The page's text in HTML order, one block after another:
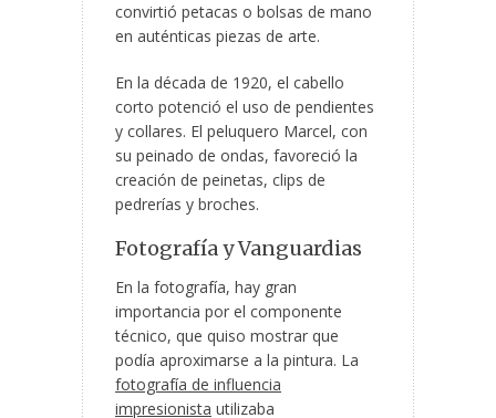
convirtió petacas o bolsas de mano
en auténticas piezas de arte.
En la década de 1920, el cabello
corto potenció el uso de pendientes
y collares. El peluquero Marcel, con
su peinado de ondas, favoreció la
creación de peinetas, clips de
pedrerías y broches.
Fotografía y Vanguardias
En la fotografía, hay gran
importancia por el componente
técnico, que quiso mostrar que
podía aproximarse a la pintura. La
fotografía de influencia
impresionista utilizaba